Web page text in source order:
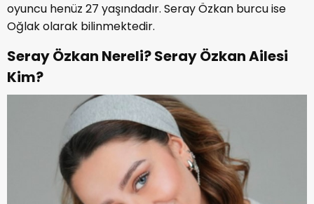
oyuncu henüz 27 yaşındadır. Seray Özkan burcu ise
Oğlak olarak bilinmektedir.
Seray Özkan Nereli? Seray Özkan Ailesi
Kim?